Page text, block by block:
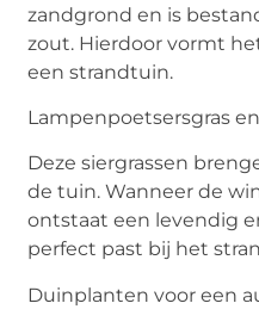
zandgrond en is
zout. Hierdoor vormt
een strandtuin.
Lampenpoetsersgras
Deze siergrassen
de tuin. Wanneer de
ontstaat een levendig
perfect past bij het
Duinplanten voor een